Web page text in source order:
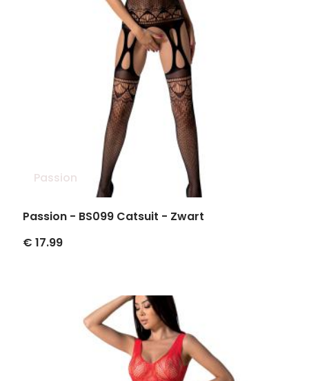
Passion
Passion - BS099 Catsuit - Zwart
€ 17.99